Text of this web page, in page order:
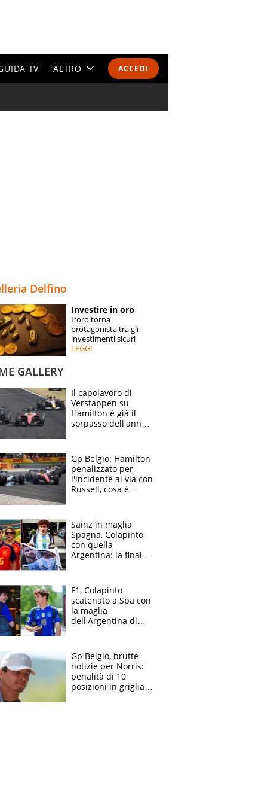
ACCEDI
TV ALTRO
ESPERTI
CONTATTI
Delfino
Investire in oro
L’oro torna
protagonista tra gli
investimenti sicuri
LEGGI
GALLERY
Il capolavoro di
Verstappen su
Hamilton è già il
sorpasso dell'anno:
2021
Gp Belgio: Hamilton
penalizzato per
l'incidente al via con
Russell, cosa è
Sainz in maglia
Spagna, Colapinto
con quella
Argentina: la finale
vede l'ora
F1, Colapinto
scatenato a Spa con
la maglia
dell'Argentina di
le parolacce"
Gp Belgio, brutte
notizie per Norris:
penalità di 10
posizioni in griglia,